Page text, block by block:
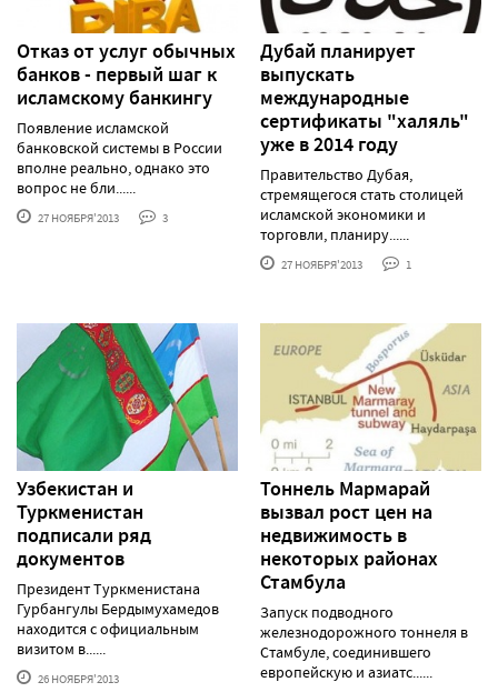
Отказ от услуг обычных
банков - первый шаг к
исламскому банкингу
Появление исламской
банковской системы в России
вполне реально, однако это
вопрос не бли......
27 НОЯБРЯ'2013 3
Дубай планирует
выпускать
международные
сертификаты "халяль"
уже в 2014 году
Правительство Дубая,
стремящегося стать столицей
исламской экономики и
торговли, планиру......
27 НОЯБРЯ'2013 1
Узбекистан и
Туркменистан
подписали ряд
документов
Президент Туркменистана
Гурбангулы Бердымухамедов
находится с официальным
визитом в......
26 НОЯБРЯ'2013
Тоннель Мармарай
вызвал рост цен на
недвижимость в
некоторых районах
Стамбула
Запуск подводного
железнодорожного тоннеля в
Стамбуле, соединившего
европейскую и азиатс......